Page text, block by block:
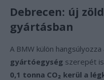
Debrecen: új
gyártásban
A BMW külön hangsúlyozza
gyártóegység szerepét
0,1 tonna CO₂ kerül a